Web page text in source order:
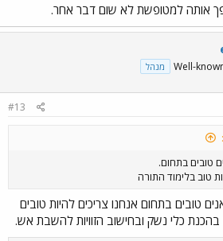
אותה למטופשת לא שום דבר אחר.
Well- מנהל
#13
טובים בתחום.
טוב בלימוד התורה
טובים בתחום אנחנו צריכים להיות טובים
כלי נשק ובחישוב הזוויות להשבת אש.